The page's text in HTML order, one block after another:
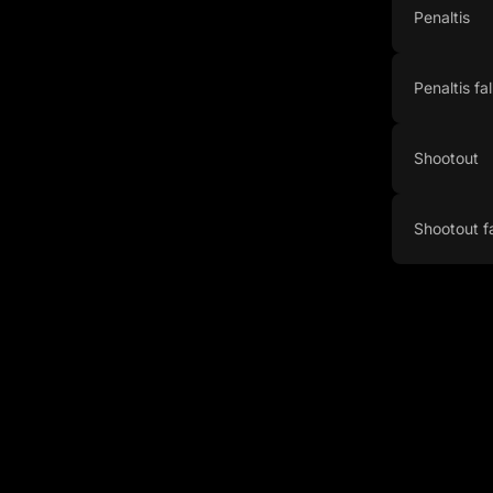
Penaltis
Penaltis
Shootout
Shootout